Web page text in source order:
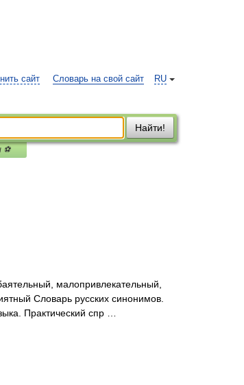
RU
сайт Словарь на свой сайт
Найти!
⚽
малопривлекательный,
Словарь русских синонимов.
Практический спр …